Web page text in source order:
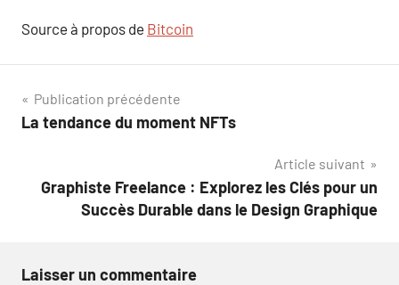
Source à propos de Bitcoin
Navigation
de
Publication précédente
La tendance du moment NFTs
Article suivant
Graphiste Freelance : Explorez les Clés pour un
Succès Durable dans le Design Graphique
Laisser un commentaire